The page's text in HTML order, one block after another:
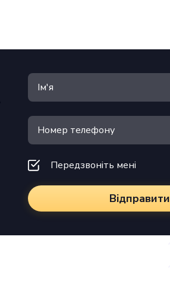
Передзвоніть мені
Відправити